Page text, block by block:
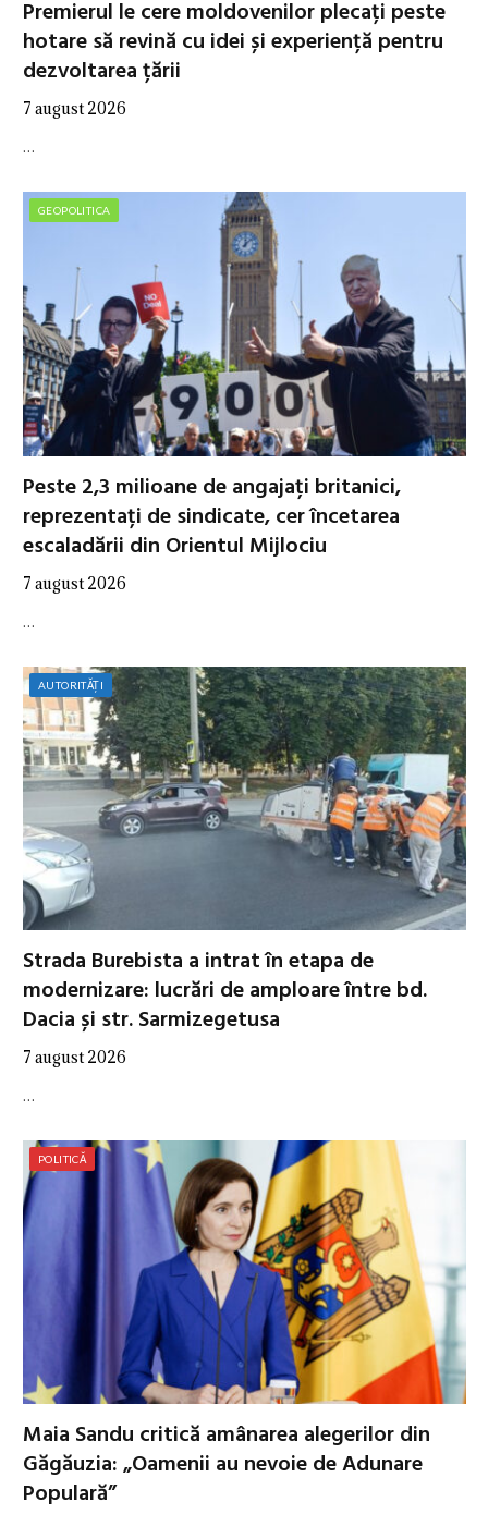
Premierul le cere moldovenilor plecați peste
hotare să revină cu idei și experiență pentru
dezvoltarea țării
7 august 2026
…
GEOPOLITICA
Peste 2,3 milioane de angajați britanici,
reprezentați de sindicate, cer încetarea
escaladării din Orientul Mijlociu
7 august 2026
…
AUTORITĂȚI
Strada Burebista a intrat în etapa de
modernizare: lucrări de amploare între bd.
Dacia și str. Sarmizegetusa
7 august 2026
…
POLITICĂ
Maia Sandu critică amânarea alegerilor din
Găgăuzia: „Oamenii au nevoie de Adunare
Populară”